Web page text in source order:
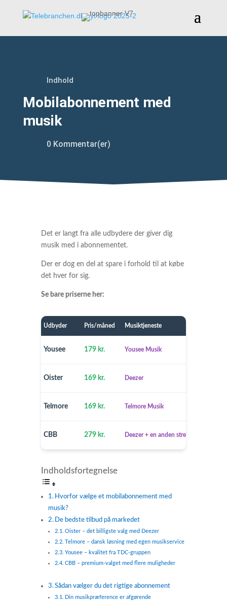
Indhold
Mobilabonnement med
musik
0 Kommentar(er)
Det er langt fra alle udbydere der giver dig
musik med i abonnementet.
Der er dog en del at spare i forhold til at købe
det hver for sig.
Se bare priserne her:
Udbyder Pris/måned Musiktjeneste
Yousee 179 kr. Yousee Musik
Oister 169 kr. Deezer
Telmore 169 kr. Telmore Musik
CBB 279 kr. Deezer + en anden streamingtjeneste
Indholdsfortegnelse
Hvorfor vælge et mobilabonnement med
musik?
De bedste tilbud på markedet
Oister – det billigste valg med Deezer
Telmore – dansk løsning med egen musikservice
Yousee – kvalitet fra TDC-gruppen
CBB – premium-valget med flere muligheder
Sådan vælger du det rigtige abonnement
Din musikpræference er afgørende